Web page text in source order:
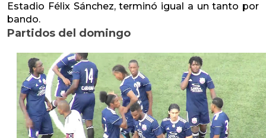
Estadio Félix Sánchez, terminó igual a un tanto por
bando.
Partidos del domingo